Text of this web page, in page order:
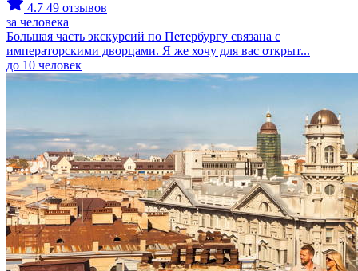
4.7 49 отзывов
за человека
Большая часть экскурсий по Петербургу связана с
императорскими дворцами. Я же хочу для вас открыт...
до 10 человек